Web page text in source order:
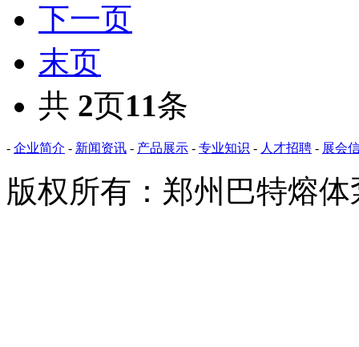
下一页
末页
共 2页11条
- 企业简介 - 新闻资讯 - 产品展示 - 专业知识 - 人才招聘 - 展会
版权所有：郑州巴特熔